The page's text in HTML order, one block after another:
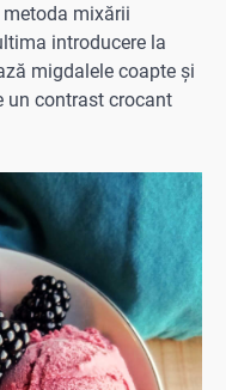
mixării
introducere la
migdalele coapte și
un contrast crocant